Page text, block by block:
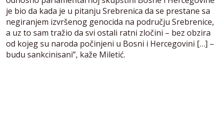
je bio da kada je u pitanju Srebrenica da se prestane sa
negiranjem izvršenog genocida na području Srebrenice,
a uz to sam tražio da svi ostali ratni zločini – bez obzira
od kojeg su naroda počinjeni u Bosni i Hercegovini […] –
budu sankcinisani”, kaže Miletić.